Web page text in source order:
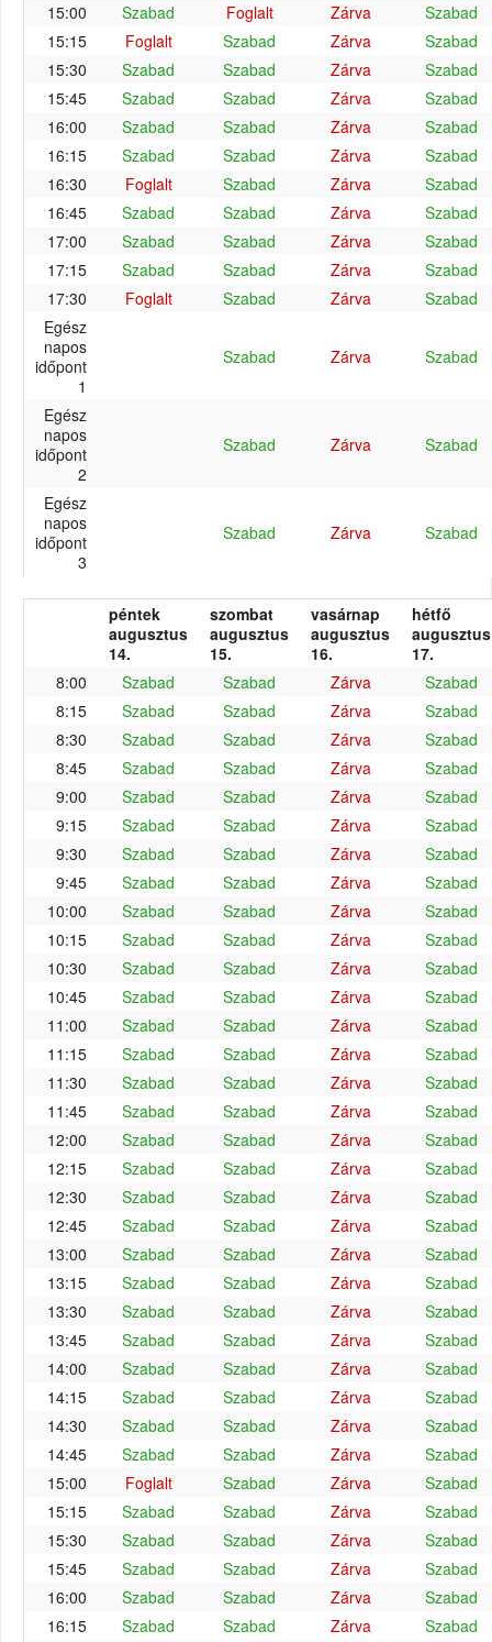
15:00
Szabad Foglalt Zárva
Szabad
15:15
Foglalt Szabad Zárva
Szabad
15:30
Szabad Szabad Zárva
Szabad
15:45
Szabad Szabad Zárva
Szabad
16:00
Szabad Szabad Zárva
Szabad
16:15
Szabad Szabad Zárva
Szabad
16:30
Foglalt Szabad Zárva
Szabad
16:45
Szabad Szabad Zárva
Szabad
17:00
Szabad Szabad Zárva
Szabad
17:15
Szabad Szabad Zárva
Szabad
17:30
Foglalt Szabad Zárva
Szabad
Egész
napos
időpont
1
Szabad Zárva Szabad
Egész
napos
időpont
2
Szabad Zárva Szabad
Egész
napos
időpont
3
Szabad Zárva Szabad
péntek
augusztus
14.
szombat
augusztus
15.
vasárnap
augusztus
16.
hétfő
augusztus
17.
8:00
Szabad Szabad Zárva
Szabad
8:15
Szabad Szabad Zárva
Szabad
8:30
Szabad Szabad Zárva
Szabad
8:45
Szabad Szabad Zárva
Szabad
9:00
Szabad Szabad Zárva
Szabad
9:15
Szabad Szabad Zárva
Szabad
9:30
Szabad Szabad Zárva
Szabad
9:45
Szabad Szabad Zárva
Szabad
10:00
Szabad Szabad Zárva
Szabad
10:15
Szabad Szabad Zárva
Szabad
10:30
Szabad Szabad Zárva
Szabad
10:45
Szabad Szabad Zárva
Szabad
11:00
Szabad Szabad Zárva
Szabad
11:15
Szabad Szabad Zárva
Szabad
11:30
Szabad Szabad Zárva
Szabad
11:45
Szabad Szabad Zárva
Szabad
12:00
Szabad Szabad Zárva
Szabad
12:15
Szabad Szabad Zárva
Szabad
12:30
Szabad Szabad Zárva
Szabad
12:45
Szabad Szabad Zárva
Szabad
13:00
Szabad Szabad Zárva
Szabad
13:15
Szabad Szabad Zárva
Szabad
13:30
Szabad Szabad Zárva
Szabad
13:45
Szabad Szabad Zárva
Szabad
14:00
Szabad Szabad Zárva
Szabad
14:15
Szabad Szabad Zárva
Szabad
14:30
Szabad Szabad Zárva
Szabad
14:45
Szabad Szabad Zárva
Szabad
15:00
Foglalt Szabad Zárva
Szabad
15:15
Szabad Szabad Zárva
Szabad
15:30
Szabad Szabad Zárva
Szabad
15:45
Szabad Szabad Zárva
Szabad
16:00
Szabad Szabad Zárva
Szabad
16:15
Szabad Szabad Zárva Szabad